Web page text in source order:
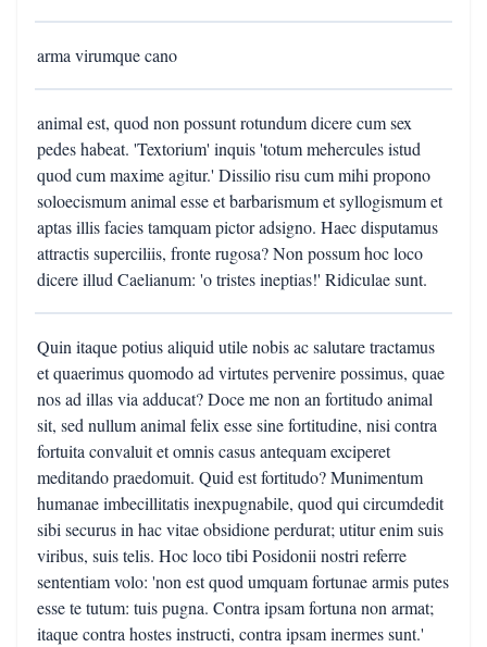
arma virumque cano
animal est, quod non possunt rotundum dicere cum sex
pedes habeat. 'Textorium' inquis 'totum mehercules istud
quod cum maxime agitur.' Dissilio risu cum mihi propono
soloecismum animal esse et barbarismum et syllogismum et
aptas illis facies tamquam pictor adsigno. Haec disputamus
attractis superciliis, fronte rugosa? Non possum hoc loco
dicere illud Caelianum: 'o tristes ineptias!' Ridiculae sunt.
Quin itaque potius aliquid utile nobis ac salutare tractamus
et quaerimus quomodo ad virtutes pervenire possimus, quae
nos ad illas via adducat? Doce me non an fortitudo animal
sit, sed nullum animal felix esse sine fortitudine, nisi contra
fortuita convaluit et omnis casus antequam exciperet
meditando praedomuit. Quid est fortitudo? Munimentum
humanae imbecillitatis inexpugnabile, quod qui circumdedit
sibi securus in hac vitae obsidione perdurat; utitur enim suis
viribus, suis telis. Hoc loco tibi Posidonii nostri referre
sententiam volo: 'non est quod umquam fortunae armis putes
esse te tutum: tuis pugna. Contra ipsam fortuna non armat;
itaque contra hostes instructi, contra ipsam inermes sunt.'